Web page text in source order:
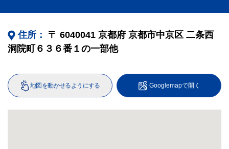
住所： 〒 6040041 京都府 京都市中京区 二条西
洞院町６３６番１の一部他
地図を動かせるようにする Googlemapで開く